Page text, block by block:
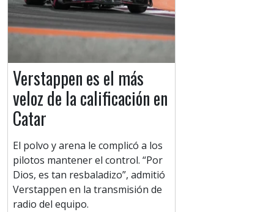
Verstappen es el más
veloz de la calificación en
Catar
El polvo y arena le complicó a los
pilotos mantener el control. “Por
Dios, es tan resbaladizo”, admitió
Verstappen en la transmisión de
radio del equipo.